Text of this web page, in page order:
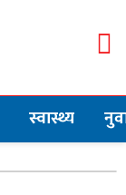
स्वास्थ्य